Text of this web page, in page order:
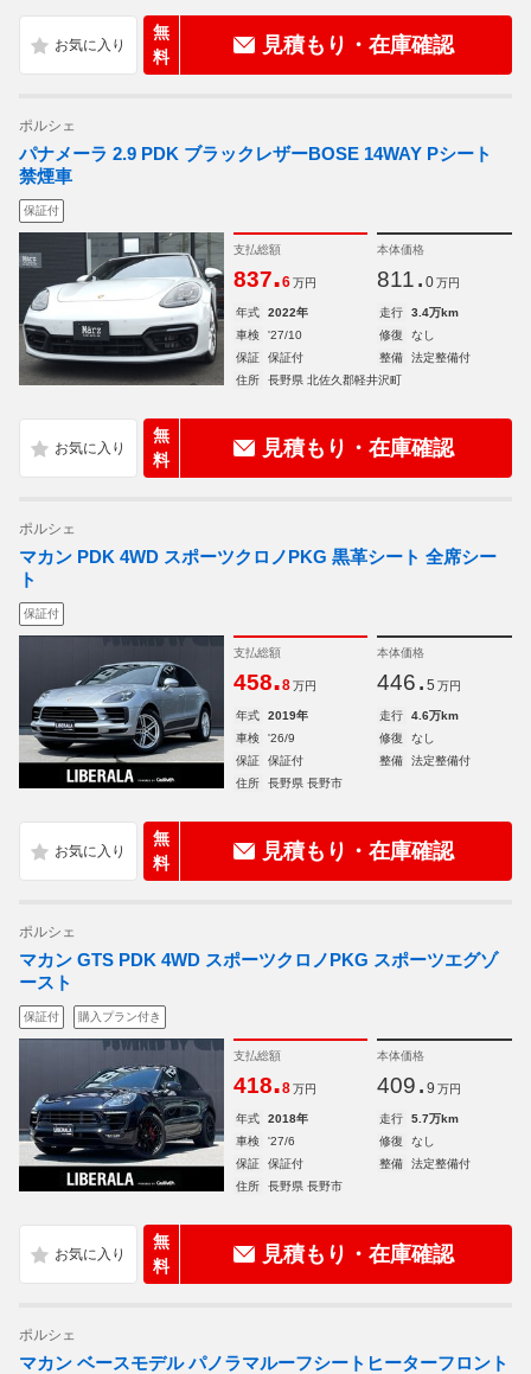
無
料
見積もり・在庫確認
ポルシェ
パナメーラ 2.9 PDK ブラックレザーBOSE 14WAY Pシート
禁煙車
保証付
支払総額
837.6 万円
本体価格
811. 0 万円
年式 2022年 走行
3.4万km
車検
'27/10 修復
なし
保証
保証付 整備
法定整備付
住所
長野県 北佐久郡軽井沢町
無
料
見積もり・在庫確認
ポルシェ
マカン PDK 4WD スポーツクロノPKG 黒革シート 全席シー
ト
保証付
支払総額
458.8 万円
本体価格
446. 5 万円
年式 2019年 走行
4.6万km
車検
'26/9 修復
なし
保証
保証付 整備
法定整備付
住所
長野県 長野市
無
料
見積もり・在庫確認
ポルシェ
マカン GTS PDK 4WD スポーツクロノPKG スポーツエグゾ
ースト
保証付 購入プラン付き
支払総額
418.8 万円
本体価格
409. 9 万円
年式 2018年 走行
5.7万km
車検
'27/6 修復
なし
保証
保証付 整備
法定整備付
住所
長野県 長野市
無
料
見積もり・在庫確認
ポルシェ
マカン ベースモデル パノラマルーフシートヒーターフロント